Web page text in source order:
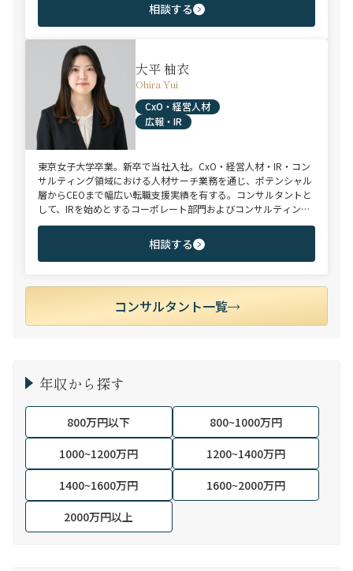
相談する
大平 柚衣
Ohira Yui
CxO・経営人材
広報・IR
東京女子大学卒業。新卒で当社入社。CxO・経営人材・IR・コン
サルティング領域における人材サーチ業務を通じ、ポテンシャル
層からCEOまで幅広い転職支援実績を有する。コンサルタントと
して、IRを始めとするコーポレート部門およびコンサルティング
ファーム領域を中心に担当。未経験・ポテンシャル層からミド
ル・ハイクラス層まで、年代・職階を問わず幅広くご支援可能。
相談する
コンサルタント一覧
年収から探す
800万円以下
800~1000万円
1000~1200万円
1200~1400万円
1400~1600万円
1600~2000万円
2000万円以上